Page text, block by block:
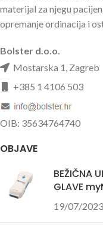
materijal za njegu
opremanje ordinacija i
Bolster d.o.o.
Mostarska 1, Zagreb
+385 1 4106 503
OIB: 35634764740
OBJAVE
BEŽIČNA
GLAVE
19/07/2023